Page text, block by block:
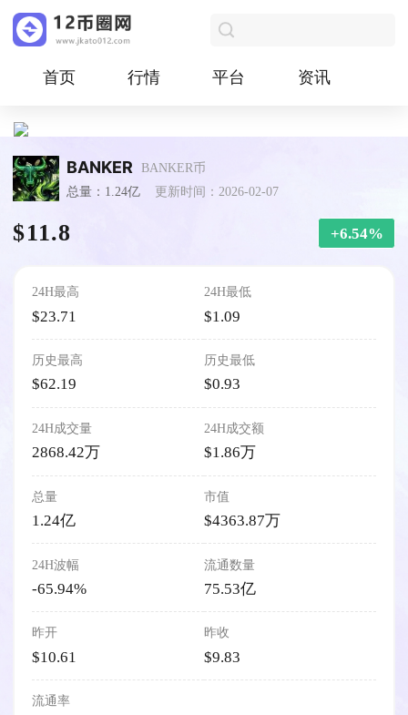
首页 行情 平台 资讯
BANKER
BANKER币
总量：1.24亿
更新时间：2026-02-07
$11.8 +6.54%
24H最高
$23.71
24H最低
$1.09
历史最高
$62.19
历史最低
$0.93
24H成交量
2868.42万
24H成交额
$1.86万
总量
1.24亿
市值
$4363.87万
24H波幅
-65.94%
流通数量
75.53亿
昨开
$10.61
昨收
$9.83
流通率